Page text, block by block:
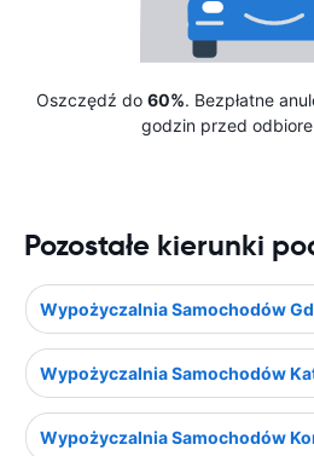
Oszczędź do 60%. Bezpłatne
godzin przed
Pozostałe kierunki
Wypożyczalnia Samochodów
Wypożyczalnia Samochodów
Wypożyczalnia Samochodów